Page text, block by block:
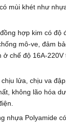
mùi khét như
hợp kim có độ
mô-ve, đảm
ở chế độ 16A-220V
lửa, chịu va
không lão hóa
nhựa Polyamide